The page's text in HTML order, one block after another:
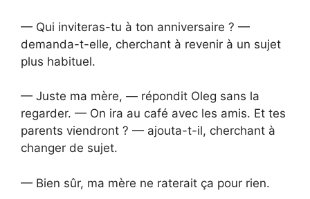
— Qui inviteras-tu à ton anniversaire ? —
demanda-t-elle, cherchant à revenir à un sujet
plus habituel.
— Juste ma mère, — répondit Oleg sans la
regarder. — On ira au café avec les amis. Et tes
parents viendront ? — ajouta-t-il, cherchant à
changer de sujet.
— Bien sûr, ma mère ne raterait ça pour rien.